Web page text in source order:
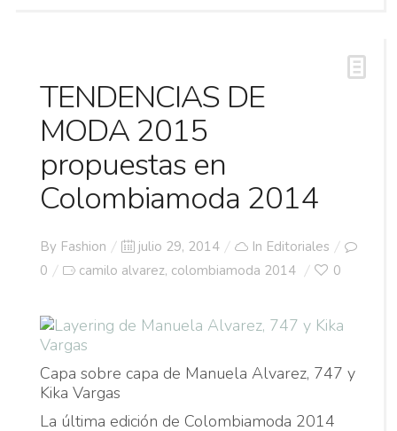
TENDENCIAS DE
MODA 2015
propuestas en
Colombiamoda 2014
By Fashion
Posted
on
julio 29, 2014 In Editoriales
0
camilo alvarez, colombiamoda 2014 0
Capa sobre capa de Manuela Alvarez, 747 y
Kika Vargas
La última edición de Colombiamoda 2014